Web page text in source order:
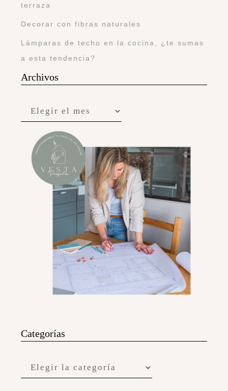
terraza
Decorar con fibras naturales
Lámparas de techo en la cocina, ¿te sumas
a esta tendencia?
Archivos
Categorías